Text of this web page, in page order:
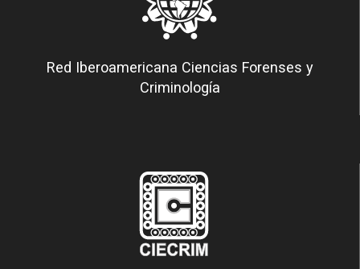
Red Iberoamericana Ciencias Forenses y
Criminología